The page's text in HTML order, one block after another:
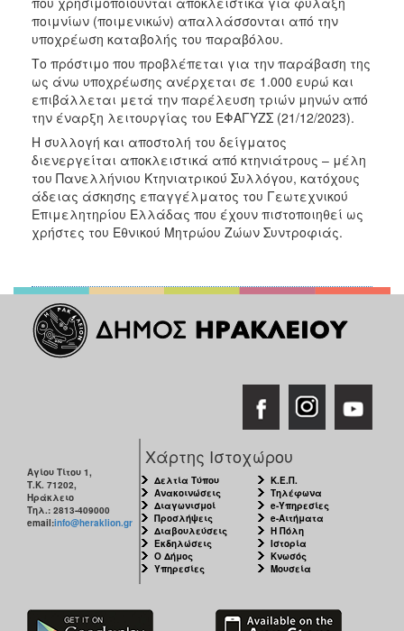
ποιμνίων (ποιμενικών) απαλλάσσονται από την
υποχρέωση καταβολής του παραβόλου.
Το πρόστιμο που προβλέπεται για την παράβαση της
ως άνω υποχρέωσης ανέρχεται σε 1.000 ευρώ και
επιβάλλεται μετά την παρέλευση τριών μηνών από
την έναρξη λειτουργίας του ΕΦΑΓΥΖΣ (21/12/2023).
Η συλλογή και αποστολή του δείγματος
διενεργείται αποκλειστικά από κτηνιάτρους – μέλη
του Πανελλήνιου Κτηνιατρικού Συλλόγου, κατόχους
άδειας άσκησης επαγγέλματος του Γεωτεχνικού
Επιμελητηρίου Ελλάδας που έχουν πιστοποιηθεί ως
χρήστες του Εθνικού Μητρώου Ζώων Συντροφιάς.
Αγίου Τίτου 1,
Τ.Κ. 71202,
Ηράκλειο
Τηλ.: 2813-409000
email:info@heraklion.gr
Χάρτης Ιστοχώρου
Δελτία Τύπου
Ανακοινώσεις
Διαγωνισμοί
Προσλήψεις
Διαβουλεύσεις
Εκδηλώσεις
Ο Δήμος
Υπηρεσίες
Κ.Ε.Π.
Τηλέφωνα
e-Υπηρεσίες
e-Αιτήματα
Η Πόλη
Ιστορία
Κνωσός
Μουσεία